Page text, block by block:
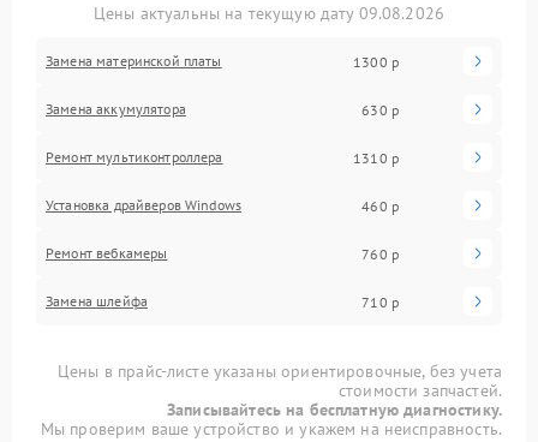
Цены актуальны на текущую дату 09.08.2026
Замена материнской платы 1300 р
Замена аккумулятора 630 р
Ремонт мультиконтроллера 1310 р
Установка драйверов Windows 460 р
Ремонт вебкамеры 760 р
Замена шлейфа 710 р
Цены в прайс-листе указаны ориентировочные, без учета
стоимости запчастей.
Записывайтесь на бесплатную диагностику.
Мы проверим ваше устройство и укажем на неисправность.